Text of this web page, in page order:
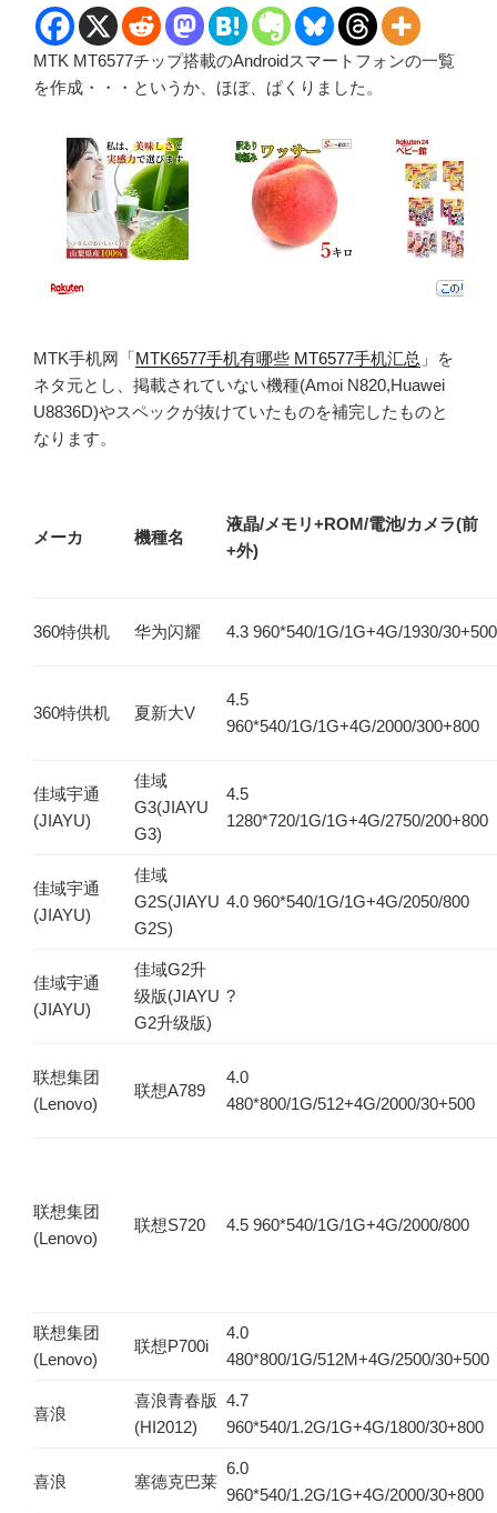
MTK MT6577チップ搭載のAndroidスマートフォンの一覧
を作成・・・というか、ほぼ、ぱくりました。
MTK手机网「MTK6577手机有哪些 MT6577手机汇总 」を
ネタ元とし、掲載されていない機種(Amoi N820,Huawei
U8836D)やスペックが抜けていたものを補完したものと
なります。
メーカ 機種名
液晶/メモリ+ROM/電池/カメラ(前
+外)
360特供机 华为闪耀 4.3 960*540/1G/1G+4G/1930/30+500
360特供机 夏新大V
4.5
960*540/1G/1G+4G/2000/300+800
佳域宇通
(JIAYU)
佳域
G3(JIAYU
G3)
4.5
1280*720/1G/1G+4G/2750/200+800
佳域宇通
(JIAYU)
佳域
G2S(JIAYU
G2S)
4.0 960*540/1G/1G+4G/2050/800
佳域宇通
(JIAYU)
佳域G2升
级版(JIAYU
G2升级版)
?
联想集团
(Lenovo)
联想A789
4.0
480*800/1G/512+4G/2000/30+500
联想集团
(Lenovo)
联想S720 4.5 960*540/1G/1G+4G/2000/800
联想集团
(Lenovo)
联想P700i
4.0
480*800/1G/512M+4G/2500/30+500
喜浪
喜浪青春版
(HI2012)
4.7
960*540/1.2G/1G+4G/1800/30+800
喜浪 塞德克巴莱
6.0
960*540/1.2G/1G+4G/2000/30+800